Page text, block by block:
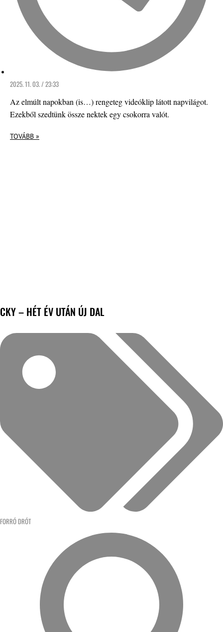
2025. 11. 03. / 23:33
Az elmúlt napokban (is…) rengeteg videóklip látott napvilágot.
Ezekből szedtünk össze nektek egy csokorra valót.
TOVÁBB »
CKY – HÉT ÉV UTÁN ÚJ DAL
FORRÓ DRÓT